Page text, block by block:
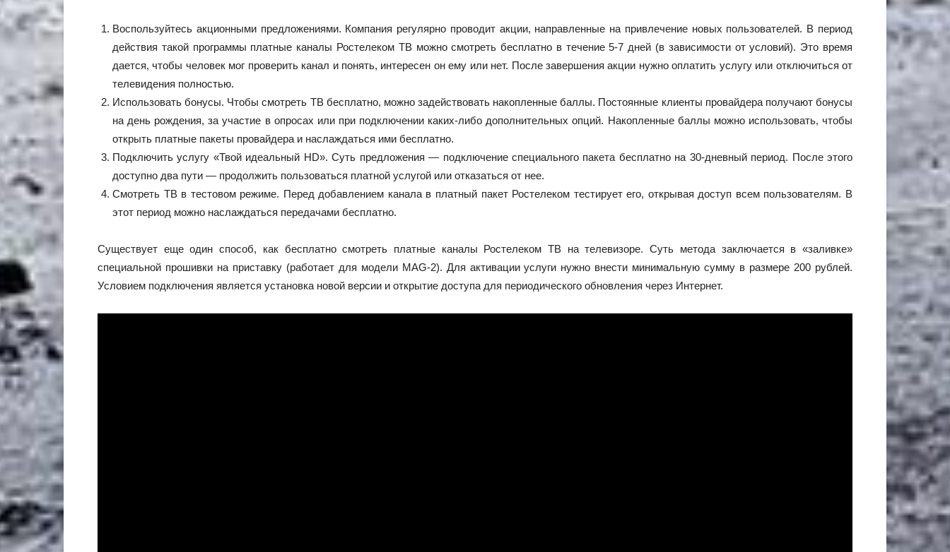
Воспользуйтесь акционными предложениями. Компания регулярно проводит акции, направленные на привлечение новых пользователей. В период
действия такой программы платные каналы Ростелеком ТВ можно смотреть бесплатно в течение 5-7 дней (в зависимости от условий). Это время
дается, чтобы человек мог проверить канал и понять, интересен он ему или нет. После завершения акции нужно оплатить услугу или отключиться от
телевидения полностью.
Использовать бонусы. Чтобы смотреть ТВ бесплатно, можно задействовать накопленные баллы. Постоянные клиенты провайдера получают бонусы
на день рождения, за участие в опросах или при подключении каких-либо дополнительных опций. Накопленные баллы можно использовать, чтобы
открыть платные пакеты провайдера и наслаждаться ими бесплатно.
Подключить услугу «Твой идеальный HD». Суть предложения — подключение специального пакета бесплатно на 30-дневный период. После этого
доступно два пути — продолжить пользоваться платной услугой или отказаться от нее.
Смотреть ТВ в тестовом режиме. Перед добавлением канала в платный пакет Ростелеком тестирует его, открывая доступ всем пользователям. В
этот период можно наслаждаться передачами бесплатно.
Существует еще один способ, как бесплатно смотреть платные каналы Ростелеком ТВ на телевизоре. Суть метода заключается в «заливке»
специальной прошивки на приставку (работает для модели MAG-2). Для активации услуги нужно внести минимальную сумму в размере 200 рублей.
Условием подключения является установка новой версии и открытие доступа для периодического обновления через Интернет.